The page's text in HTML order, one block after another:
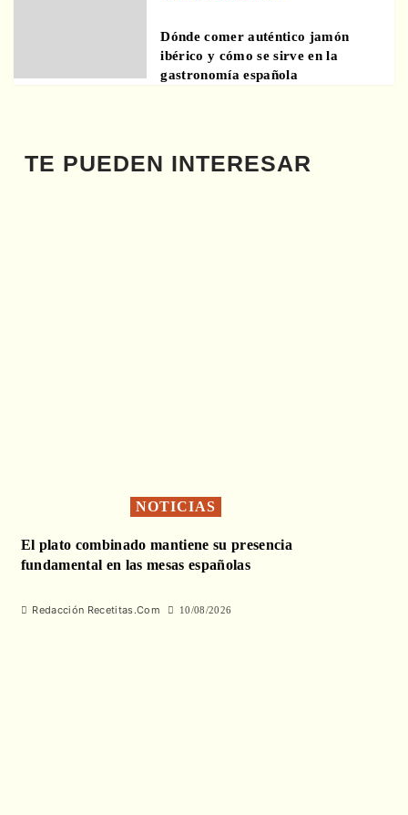
Dónde comer auténtico jamón
ibérico y cómo se sirve en la
gastronomía española
TE PUEDEN INTERESAR
NOTICIAS
El plato combinado mantiene su presencia
fundamental en las mesas españolas
Redacción Recetitas.Com 10/08/2026